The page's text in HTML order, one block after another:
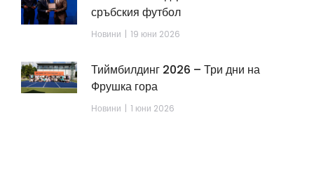
сръбския футбол
Новини 19 юни 2026
Тиймбилдинг 2026 – Три дни на
Фрушка гора
Новини 1 юни 2026